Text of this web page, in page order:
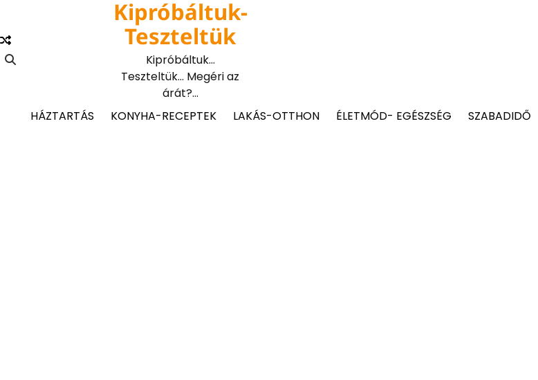
content
Kipróbáltuk-
Teszteltük
Kipróbáltuk…
Teszteltük… Megéri az
árát?…
HÁZTARTÁS
KONYHA-RECEPTEK LAKÁS-OTTHON ÉLETMÓD- EGÉSZSÉG SZABADIDŐ